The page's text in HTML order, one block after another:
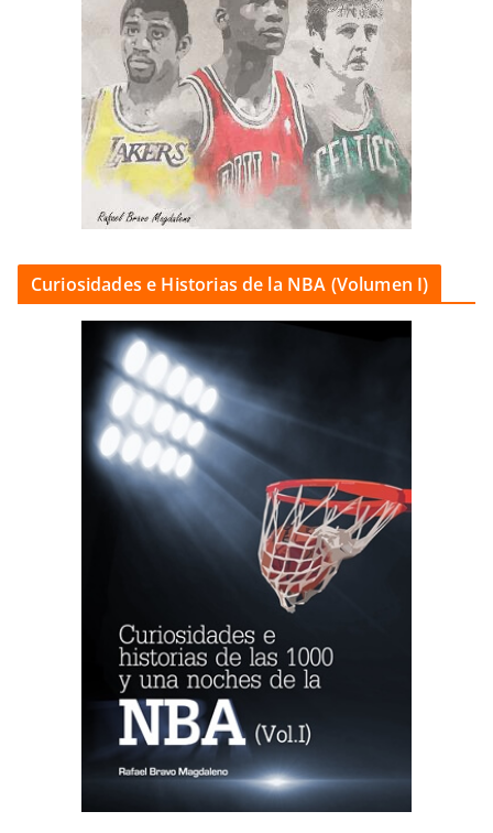
Curiosidades e Historias de la NBA (Volumen I)